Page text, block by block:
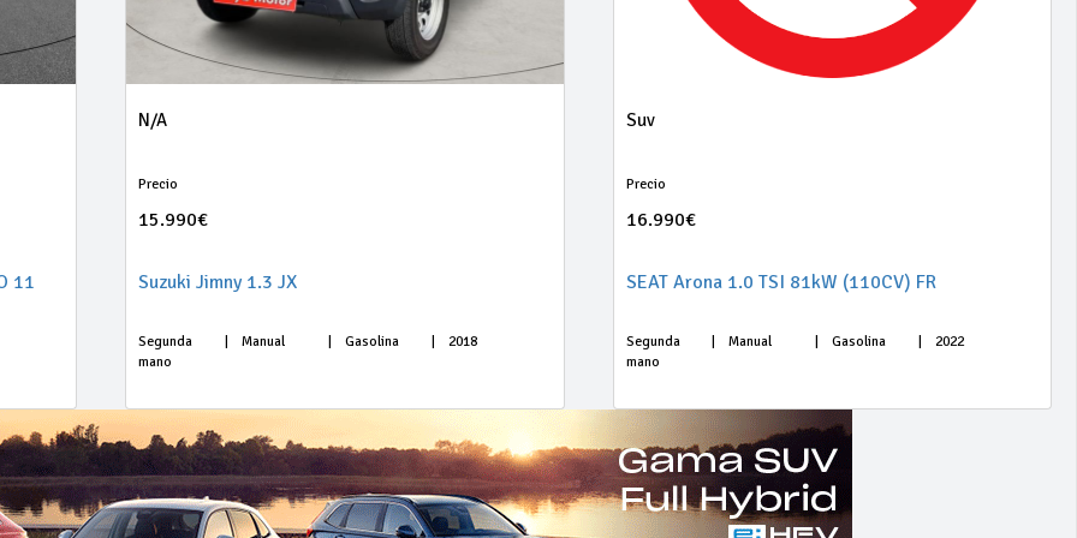
11
N/A
Precio
15.990€
Suzuki Jimny 1.3 JX
Segunda
mano
Manual Gasolina 2018
Suv
Precio
16.990€
SEAT Arona 1.0 TSI 81kW (110CV) FR
Segunda
mano
Manual Gasolina 2022